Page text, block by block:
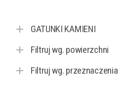
GATUNKI KAMIENI
Filtruj wg. powierzchni
Filtruj wg. przeznaczenia